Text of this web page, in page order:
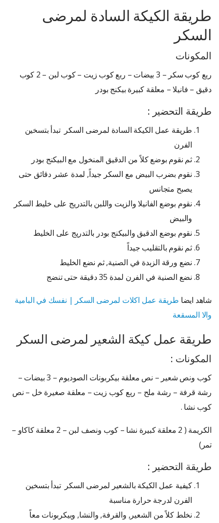
طريقة الكيكة السادة لمرضى
السكر
المكونات
ربع كوب سكر – 3 بيضات – ربع كوب زيت – كوب لبن – 2 كوب
دقيق – فانيلا – معلقة كبيرة بيكنج بودر
طريقة التحضير :
طريقة عمل الكيكة السادة لمرضى السكر تبدأ بتسخين
الفرن
ثم نقوم بوضع كلاً من الدقيق المنخول مع البيكنج بودر
نقوم بضرب البيض مع السكر جيداً, لمدة عشر دقائق حتى
يصبح متجانس
نقوم بوضع الفانيلا والزيت واللبن بالتدريج على خليط السكر
والبيض
نقوم بوضع الدقيق والبيكنج بودر بالتدريج على الخليط
ثم نقوم بالتقليب جيداً
نضع ورقة الزبدة في الصنية, ثم نضع الخليط
نضع الصنية في الفرن لمدة 35 دقيقة حتى تنضج
شاهد ايضا طريقة عمل اكلات لمرضى السكر | نفسك في البامية
والا المسقعة
طريقة عمل كيكة الشعير لمرضى السكر
المكونات :
كوب ونص شعير – نص معلقة بيكربونات الصوديوم – 3 بيضات –
رشة قرفة – رشة ملح – ربع كوب زيت – معلقة صغيرة خل – نص
كوب نشا .
الكريمة ( 2 معلقة كبيرة نشا – كوب ونصف لبن – 2 معلقة كاكاو –
تمر)
طريقة التحضير :
كيفية عمل الكيكة بالشعير لمرضى السكر تبدأ بتسخين
الفرن لدرجة حرارة مناسبة
نخلط كلاً من الشعير, والقرفة, والنشا, وبيكربونات معاً